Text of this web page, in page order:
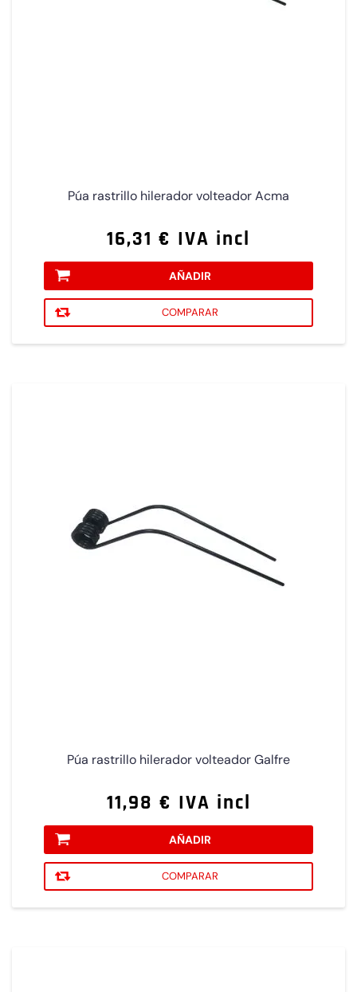
Púa rastrillo hilerador volteador Acma
16,31 € IVA incl
AÑADIR
COMPARAR
Púa rastrillo hilerador volteador Galfre
11,98 € IVA incl
AÑADIR
COMPARAR